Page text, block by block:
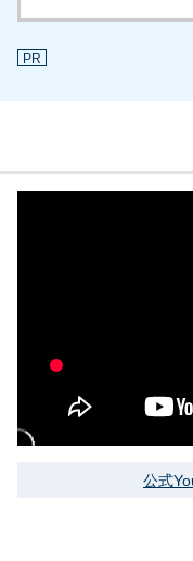
PR
公式